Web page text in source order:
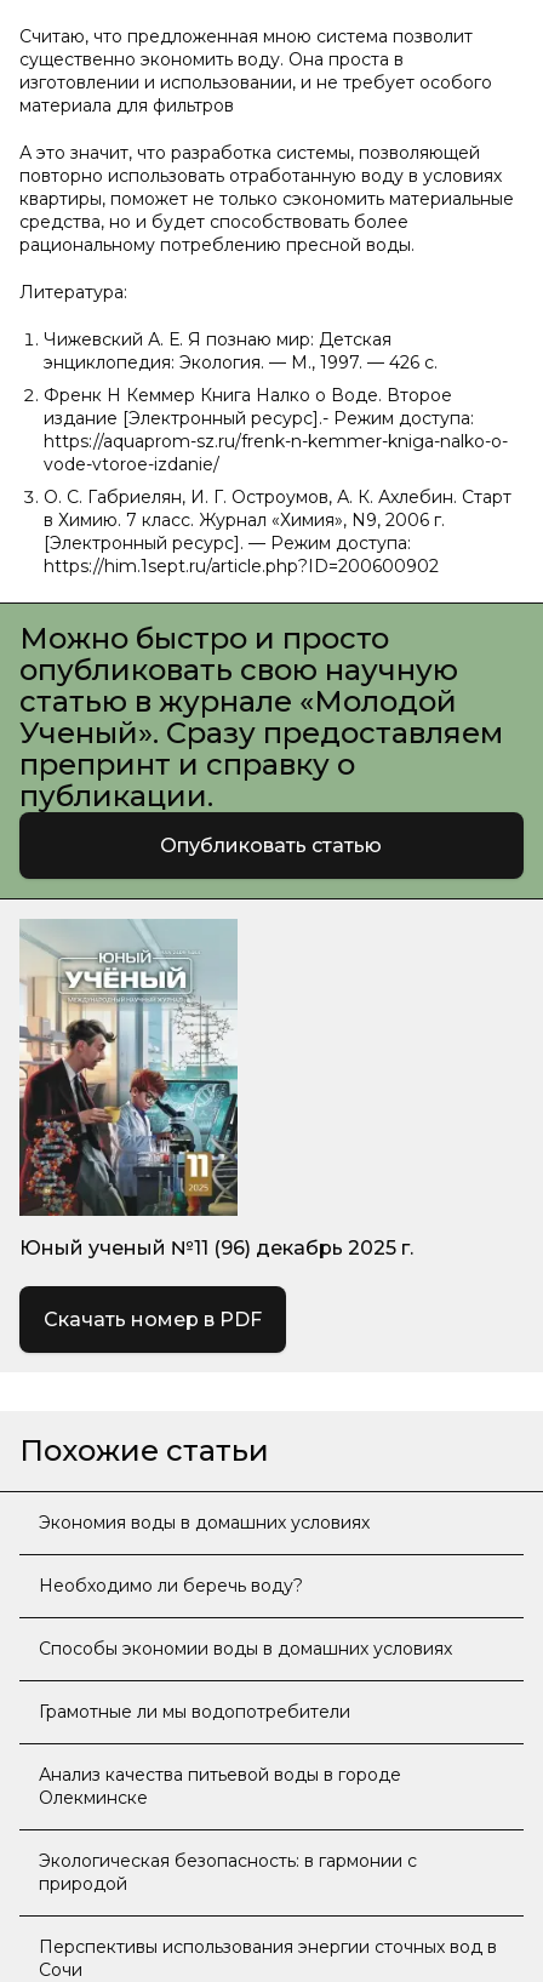
Считаю, что предложенная мною система позволит
существенно экономить воду. Она проста в
изготовлении и использовании, и не требует особого
материала для фильтров
А это значит, что разработка системы, позволяющей
повторно использовать отработанную воду в условиях
квартиры, поможет не только сэкономить материальные
средства, но и будет способствовать более
рациональному потреблению пресной воды.
Литература:
Чижевский А. Е. Я познаю мир: Детская
энциклопедия: Экология. — М., 1997. — 426 с.
Френк Н Кеммер Книга Налко о Воде. Второе
издание [Электронный ресурс].- Режим доступа:
https://aquaprom-sz.ru/frenk-n-kemmer-kniga-nalko-o-
vode-vtoroe-izdanie/
О. С. Габриелян, И. Г. Остроумов, А. К. Ахлебин. Старт
в Химию. 7 класс. Журнал «Химия», N9, 2006 г.
[Электронный ресурс]. — Режим доступа:
https://him.1sept.ru/article.php?ID=200600902
Можно быстро и просто
опубликовать свою научную
статью в журнале «Молодой
Ученый». Сразу предоставляем
препринт и справку о
публикации.
Опубликовать статью
Юный ученый №11 (96) декабрь 2025 г.
Скачать номер в PDF
Похожие статьи
Экономия воды в домашних условиях
Необходимо ли беречь воду?
Способы экономии воды в домашних условиях
Грамотные ли мы водопотребители
Анализ качества питьевой воды в городе
Олекминске
Экологическая безопасность: в гармонии с
природой
Перспективы использования энергии сточных вод в
Сочи